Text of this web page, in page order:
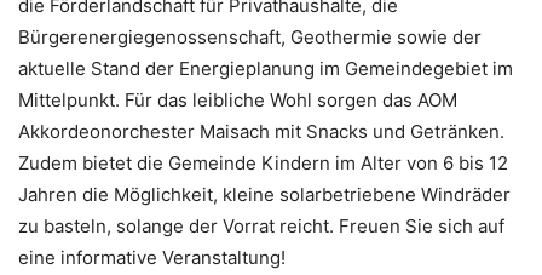
die Förderlandschaft für Privathaushalte, die
Bürgerenergiegenossenschaft, Geothermie sowie der
aktuelle Stand der Energieplanung im Gemeindegebiet im
Mittelpunkt. Für das leibliche Wohl sorgen das AOM
Akkordeonorchester Maisach mit Snacks und Getränken.
Zudem bietet die Gemeinde Kindern im Alter von 6 bis 12
Jahren die Möglichkeit, kleine solarbetriebene Windräder
zu basteln, solange der Vorrat reicht. Freuen Sie sich auf
eine informative Veranstaltung!